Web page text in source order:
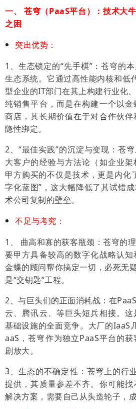
一、 苍穹（PaaS平台）：技术大
之困
突出优势：
1、生态锁定的“先手棋”：苍穹的
生态系统。它通过高性能内核和低
型企业的IT部门在其上构建行业化
纯销售平台，而是在构建一个以
商店，其长期价值在于对合作伙
隐性绑定。
2、“最佳实践”的沉淀与变现：苍
大客户的经验与方法论（如企业架
甲方购买的不仅是技术，更是内
字化蓝图”，这大幅降低了其试错
术公司复制的壁垒。
不足与考究：
1、 曲高和寡的获客瓶颈：苍穹的
要甲方具备较高的数字化战略认
金蝶的顾问帮你搞定一切，必死无
是“交钥匙”工程。
2、与巨头们的正面消耗战：在
云、腾讯云、等巨头短兵相接。
基础设施的全面竞争。大厂的IaaS
aaS ，苍穹作为独立PaaS平台的
剧放大。
3、生态的不确定性：苍穹上的行
提供，其质量参差不齐。你可能
解决方案，需要自己从头造轮子，